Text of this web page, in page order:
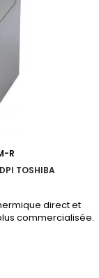
R
TOSHIBA
direct et
commercialisée.
à la fiche